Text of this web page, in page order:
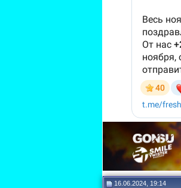
16.06.2024, 19:14